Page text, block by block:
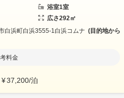
浴室1室
広さ292㎡
白浜町白浜3555-1白浜コムナ
目的地から
料金
¥37,200/泊